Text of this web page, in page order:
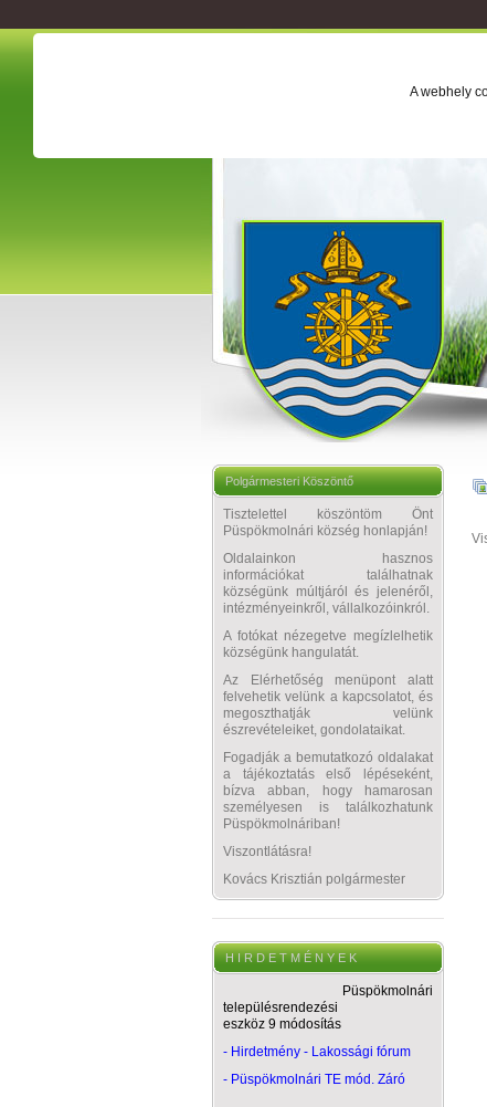
A webhely
Polgármesteri Köszöntő
Tisztelettel köszöntöm Önt
Püspökmolnári község honlapján!
Oldalainkon hasznos
információkat találhatnak
községünk múltjáról és jelenéről,
intézményeinkről, vállalkozóinkról.
A fotókat nézegetve megízlelhetik
községünk hangulatát.
Az Elérhetőség menüpont alatt
felvehetik velünk a kapcsolatot, és
megoszthatják velünk
észrevételeiket, gondolataikat.
Fogadják a bemutatkozó oldalakat
a tájékoztatás első lépéseként,
bízva abban, hogy hamarosan
személyesen is találkozhatunk
Püspökmolnáriban!
Viszontlátásra!
Kovács Krisztián polgármester
H I R D E T M É N Y E K
Püspökmolnári
településrendezési
eszköz 9 módosítás
- Hirdetmény - Lakossági fórum
- Püspökmolnári TE mód. Záró